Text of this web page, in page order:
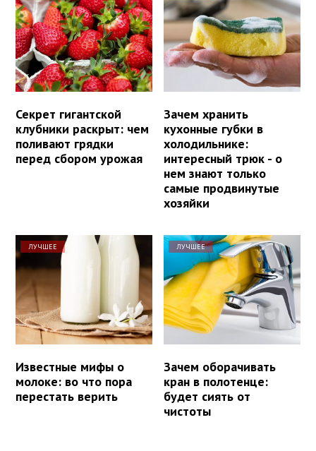
Секрет гигантской
клубники раскрыт: чем
поливают грядки
перед сбором урожая
Зачем хранить
кухонные губки в
холодильнике:
интересный трюк - о
нем знают только
самые продвинутые
хозяйки
ЛУЧШЕЕ
Известные мифы о
молоке: во что пора
перестать верить
ЛУЧШЕЕ
Зачем оборачивать
кран в полотенце:
будет сиять от
чистоты